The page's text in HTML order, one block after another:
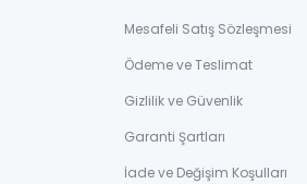
Mesafeli Satış Sözleşmesi
Ödeme ve Teslimat
Gizlilik ve Güvenlik
Garanti Şartları
İade ve Değişim Koşulları